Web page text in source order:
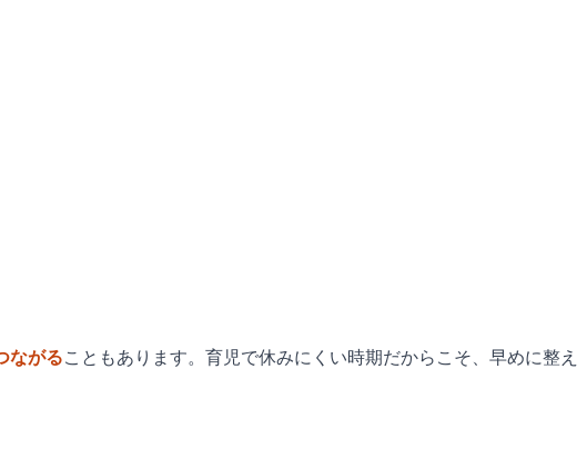
ながることもあります。育児で休みにくい時期だからこそ、早めに整え